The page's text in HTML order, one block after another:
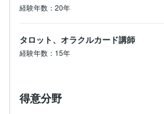
経験年数：20年
タロット、オラクルカード講師
経験年数：15年
得意分野